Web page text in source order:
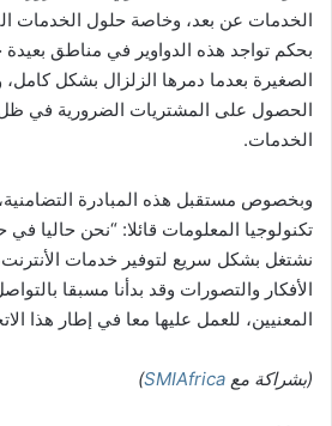
الخدمات عن بعد، وخاصة حلول الخدمات
بحكم تواجد هذه الدواوير في مناطق بعيدة
الصغيرة بعدما دمرها الزلزال بشكل
الحصول على المشتريات الضرورية في
الخدمات.
وبخصوص مستقبل هذه المبادرة
تكنولوجيا المعلومات قائلا: “نحن حاليا في
نشتغل بشكل سريع لتوفير خدمات
الأفكار والتصورات وقد بدأنا مسبقا
المعنيين، للعمل عليها معا في إطار هذا
(بشراكة مع SMIAfrica
)